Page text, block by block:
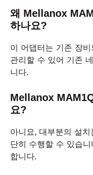
왜 Mellanox
하나요?
이 어댑터는 기존 장
관리할 수 있어 기존
니다.
Mellanox
요?
아니요, 대부분의 설
단히 수행할 수 있습
합니다.